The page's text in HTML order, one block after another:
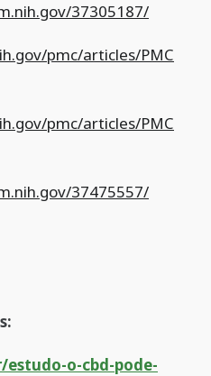
37305187/
pmc/articles/PMC
pmc/articles/PMC
37475557/
o-cbd-pode-